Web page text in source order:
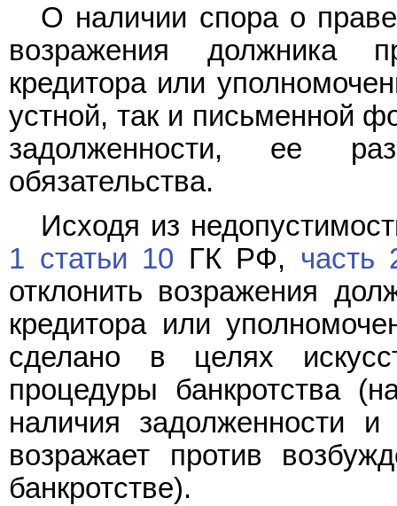
О наличии спора о
возражения должника
кредитора или
устной, так и письменной
задолженности, ее
обязательства.
Исходя из
1 статьи 10 ГК РФ, часть
отклонить возражения
кредитора или
сделано в целях
процедуры банкротства
наличия задолженности
возражает против
банкротстве).